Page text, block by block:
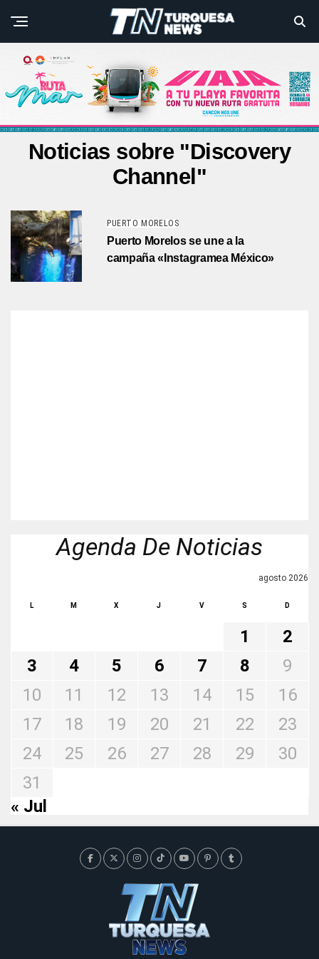
Noticias sobre "Discovery
Channel"
PUERTO MORELOS
Puerto Morelos se une a la
campaña «Instagramea México»
Agenda De Noticias
agosto 2026
L M X J V S D
1
2
3
4 5 6 7 8
9
10
11 12 13 14 15
16
17
18 19 20 21 22
23
24
25 26 27 28 29
30
31
« Jul